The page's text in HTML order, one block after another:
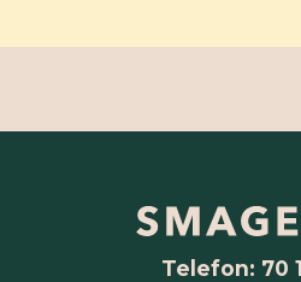
Telefon: 70